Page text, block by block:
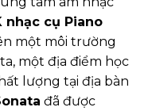
nhạc cụ Piano
một môi trường
một địa điểm học
lượng tại địa bàn
đã được